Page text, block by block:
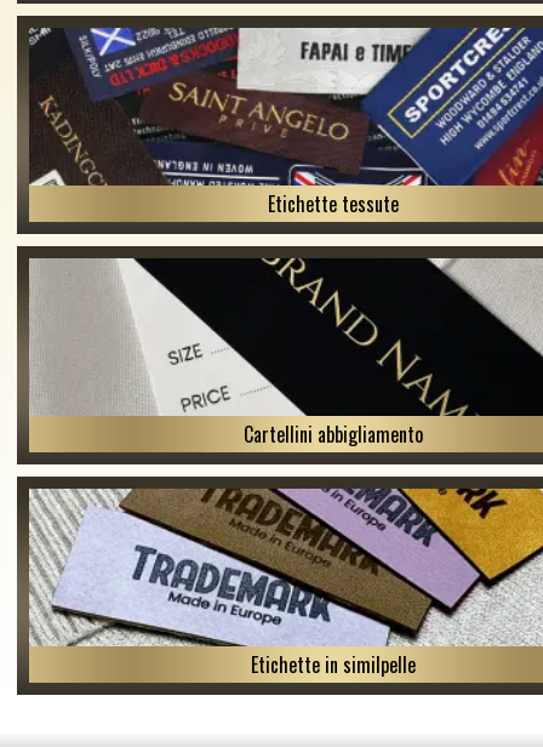
Etichette tessute
Cartellini abbigliamento
Etichette in similpelle